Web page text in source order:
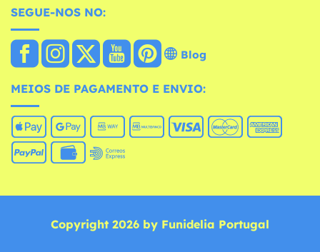
SEGUE-NOS NO:
Blog
MEIOS DE PAGAMENTO E ENVIO:
Copyright 2026 by Funidelia Portugal